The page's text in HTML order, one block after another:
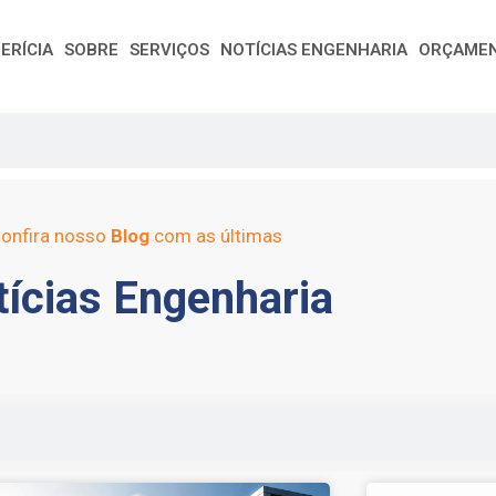
SOBRE SERVIÇOS NOTÍCIAS ENGENHARIA
nosso Blogcom as últimas
Engenharia